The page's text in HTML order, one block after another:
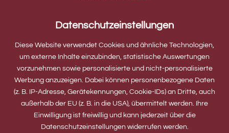
Datenschutzeinstellungen
Diese Website verwendet Cookies und ähnliche Technologien,
um externe Inhalte einzubinden, statistische Auswertungen
vorzunehmen sowie personalisierte und nicht-personalisierte
Werbung anzuzeigen. Dabei können personenbezogene Daten
(z. B. IP-Adresse, Gerätekennungen, Cookie-IDs) an Dritte, auch
außerhalb der EU (z. B. in die USA), übermittelt werden. Ihre
Einwilligung ist freiwillig und kann jederzeit über die
Datenschutzeinstellungen widerrufen werden.
32°C
leicht bewölkt
made by